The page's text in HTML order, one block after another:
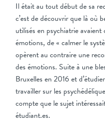
Il était au tout début de sa
c’est de découvrir que là où
utilisés en psychiatrie
émotions, de « calmer le
opèrent au contraire une
des émotions. Suite à une
Bruxelles en 2016 et
travailler sur les
compte que le sujet
étudiant.es.